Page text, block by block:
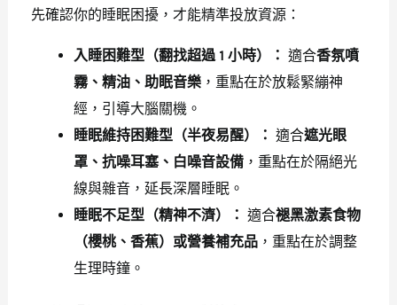
先確認你的睡眠困擾，才能精準投放資源：
入睡困難型（翻找超過 1 小時）： 適合香氛噴
霧、精油、助眠音樂，重點在於放鬆緊繃神
經，引導大腦關機。
睡眠維持困難型（半夜易醒）： 適合遮光眼
罩、抗噪耳塞、白噪音設備，重點在於隔絕光
線與雜音，延長深層睡眠。
睡眠不足型（精神不濟）： 適合褪黑激素食物
（櫻桃、香蕉）或營養補充品，重點在於調整
生理時鐘。